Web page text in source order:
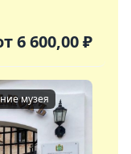
6 600,00₽
музея